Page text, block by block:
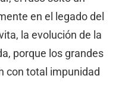
en el legado del
la evolución de la
porque los grandes
con total impunidad